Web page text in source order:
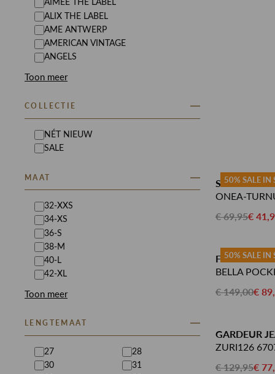
AIMEE THE LABEL
ALIX THE LABEL
AME ANTWERP
AMERICAN VINTAGE
ANGELS
Toon meer
COLLECTIE
NÉT NIEUW
SALE
MAAT
32-XXS
34-XS
36-S
38-M
40-L
42-XL
Toon meer
LENGTEMAAT
27
28
30
31
50% SALE IN
SISTERS
ONEA-
€ 69,95€
50% SALE IN
FIFTH
BELLA
€ 149,00€
GARDEUR
ZURI126
€ 129,95€